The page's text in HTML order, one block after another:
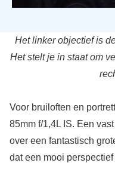
Het linker objectief is
Het stelt je in staat om
Voor bruiloften en
85mm f/1,4L IS. Een
over een fantastisch
dat een mooi perspectief